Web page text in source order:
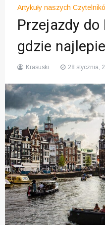
Artykuły naszych
Przejazdy
gdzie
Krasuski 28 stycznia,